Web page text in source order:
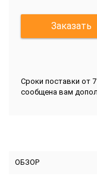
Заказать
Сроки поставки от
сообщена вам
ОБЗОР